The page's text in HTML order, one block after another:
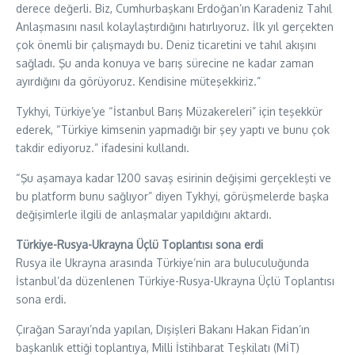
derece değerli. Biz, Cumhurbaşkanı Erdoğan’ın Karadeniz Tahıl
Anlaşmasını nasıl kolaylaştırdığını hatırlıyoruz. İlk yıl gerçekten
çok önemli bir çalışmaydı bu. Deniz ticaretini ve tahıl akışını
sağladı. Şu anda konuya ve barış sürecine ne kadar zaman
ayırdığını da görüyoruz. Kendisine müteşekkiriz.”
Tykhyi, Türkiye’ye “İstanbul Barış Müzakereleri” için teşekkür
ederek, “Türkiye kimsenin yapmadığı bir şey yaptı ve bunu çok
takdir ediyoruz.” ifadesini kullandı.
“Şu aşamaya kadar 1200 savaş esirinin değişimi gerçekleşti ve
bu platform bunu sağlıyor” diyen Tykhyi, görüşmelerde başka
değişimlerle ilgili de anlaşmalar yapıldığını aktardı.
Türkiye-Rusya-Ukrayna Üçlü Toplantısı sona erdi
Rusya ile Ukrayna arasında Türkiye’nin ara buluculuğunda
İstanbul’da düzenlenen Türkiye-Rusya-Ukrayna Üçlü Toplantısı
sona erdi.
Çırağan Sarayı’nda yapılan, Dışişleri Bakanı Hakan Fidan’ın
başkanlık ettiği toplantıya, Milli İstihbarat Teşkilatı (MİT)